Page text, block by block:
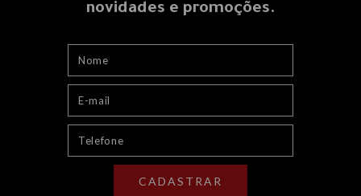
novidades e promoções.
CADASTRAR